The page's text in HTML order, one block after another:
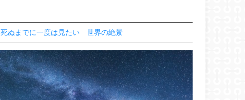
死ぬまでに一度は見たい 世界の絶景